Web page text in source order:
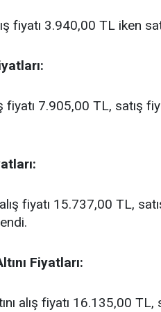
fiyatı 3.940,00 TL iken
fiyatı 7.905,00 TL, satış
fiyatı 15.737,00 TL,
Fiyatları:
alış fiyatı 16.135,00